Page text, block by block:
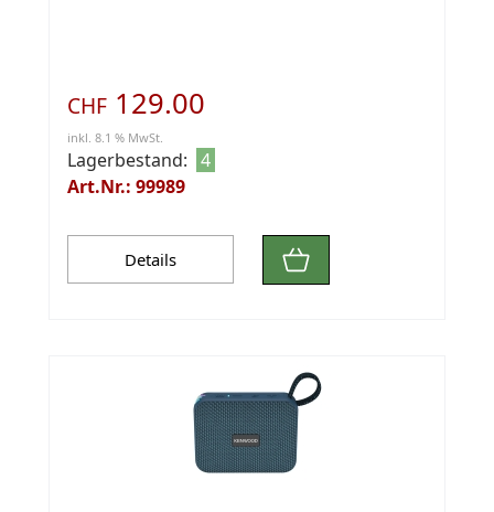
CHF 129.00
inkl. 8.1 % MwSt.
Lagerbestand: 4
Art.Nr.: 99989
Details